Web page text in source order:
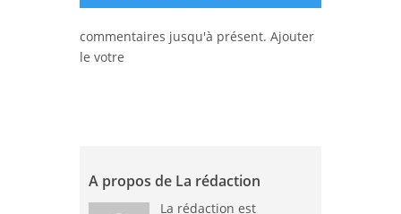
commentaires jusqu'à présent. Ajouter
le votre
A propos de La rédaction
La rédaction est